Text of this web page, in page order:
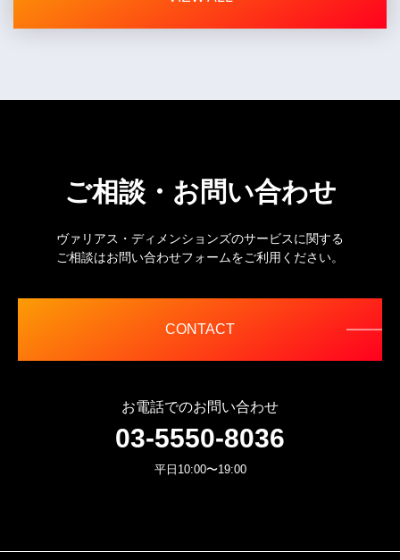
ご相談・お問い合わせ
ヴァリアス・ディメンションズのサービスに関する
ご相談はお問い合わせフォームをご利用ください。
CONTACT
お電話でのお問い合わせ
03-5550-8036
平日10:00〜19:00